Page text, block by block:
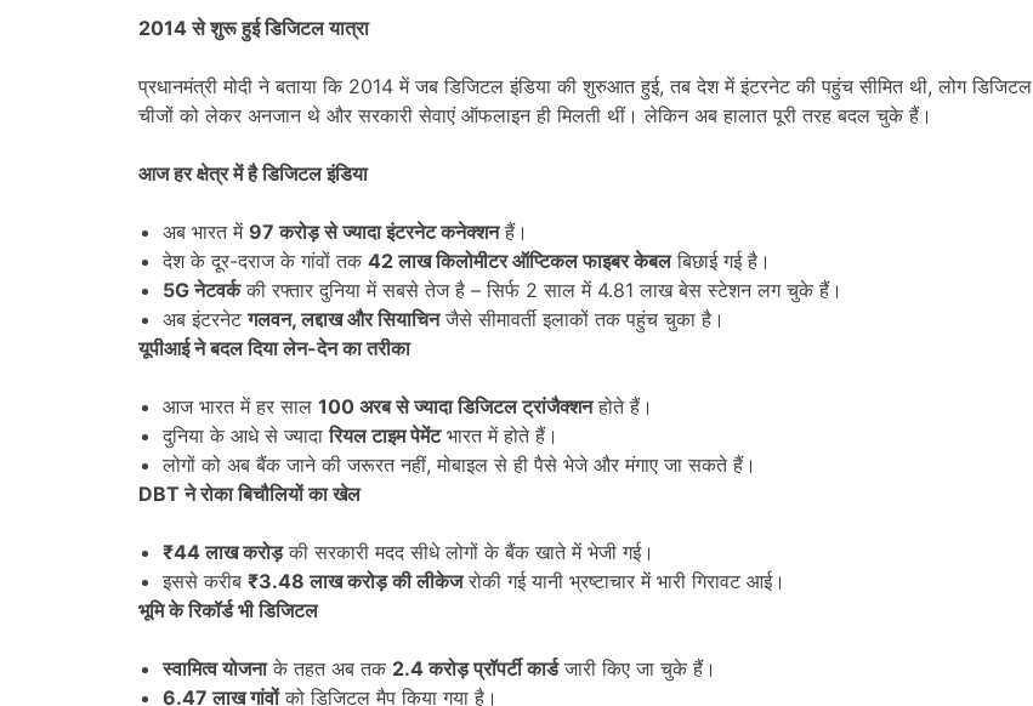
2014से शुरू हुई डिजिटल यात्रा
प्रधानमंत्री मोदी ने बताया कि 2014 में जब डिजिटल इंडिया की शुरुआत हुई, तब देश में इंटरनेट की पहुंच सीमित थी, लोग डिजिटल
चीजों को लेकर अनजान थे और सरकारी सेवाएं ऑफलाइन ही मिलती थीं। लेकिन अब हालात पूरी तरह बदल चुके हैं।
आज हर क्षेत्र में है डिजिटल इंडिया
अब भारत में 97करोड़ से ज्यादा इंटरनेट कनेक्शनहैं।
देश के दूर-दराज के गांवों तक 42लाख किलोमीटर ऑप्टिकल फाइबर केबलबिछाई गई है।
5Gनेटवर्ककी रफ्तार दुनिया में सबसे तेज है – सिर्फ 2 साल में 4.81 लाख बेस स्टेशन लग चुके हैं।
अब इंटरनेटगलवन,लद्दाख और सियाचिनजैसे सीमावर्ती इलाकों तक पहुंच चुका है।
यूपीआई ने बदल दिया लेन-देन का तरीका
आज भारत में हर साल 100 अरब से ज्यादा डिजिटल ट्रांजैक्शनहोते हैं।
दुनिया के आधे से ज्यादारियल टाइम पेमेंटभारत में होते हैं।
लोगों को अब बैंक जाने की जरूरत नहीं, मोबाइल से ही पैसे भेजे और मंगाए जा सकते हैं।
DBTने रोका बिचौलियों का खेल
₹44लाख करोड़की सरकारी मदद सीधे लोगों के बैंक खाते में भेजी गई।
इससे करीब ₹3.48लाख करोड़ की लीकेजरोकी गई यानी भ्रष्टाचार में भारी गिरावट आई।
भूमि के रिकॉर्ड भी डिजिटल
स्वामित्व योजनाके तहत अब तक 2.4करोड़ प्रॉपर्टी कार्डजारी किए जा चुके हैं।
6.47लाख गांवोंको डिजिटल मैप किया गया है।